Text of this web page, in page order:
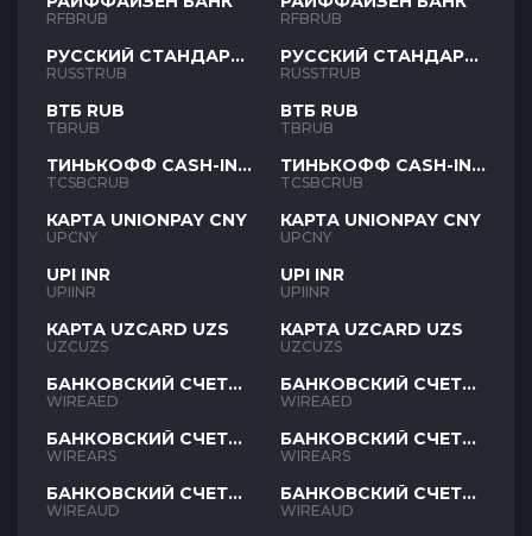
RFBRUB
РУССКИЙ СТАНДАРТ
RUB
RUSSTRUB
ВТБ RUB
TBRUB
ТИНЬКОФФ CASH-IN
RUB
TCSBCRUB
КАРТА UNIONPAY CNY
UPCNY
UPI INR
UPIINR
КАРТА UZCARD UZS
UZCUZS
БАНКОВСКИЙ СЧЕТ
AED
WIREAED
БАНКОВСКИЙ СЧЕТ
ARS
WIREARS
БАНКОВСКИЙ СЧЕТ
AUD
WIREAUD
RFBRUB
РУССКИЙ СТАНДАРТ
RUB
RUSSTRUB
ВТБ RUB
TBRUB
ТИНЬКОФФ CASH-IN
RUB
TCSBCRUB
КАРТА UNIONPAY CNY
UPCNY
UPI INR
UPIINR
КАРТА UZCARD UZS
UZCUZS
БАНКОВСКИЙ СЧЕТ
AED
WIREAED
БАНКОВСКИЙ СЧЕТ
ARS
WIREARS
БАНКОВСКИЙ СЧЕТ
AUD
WIREAUD